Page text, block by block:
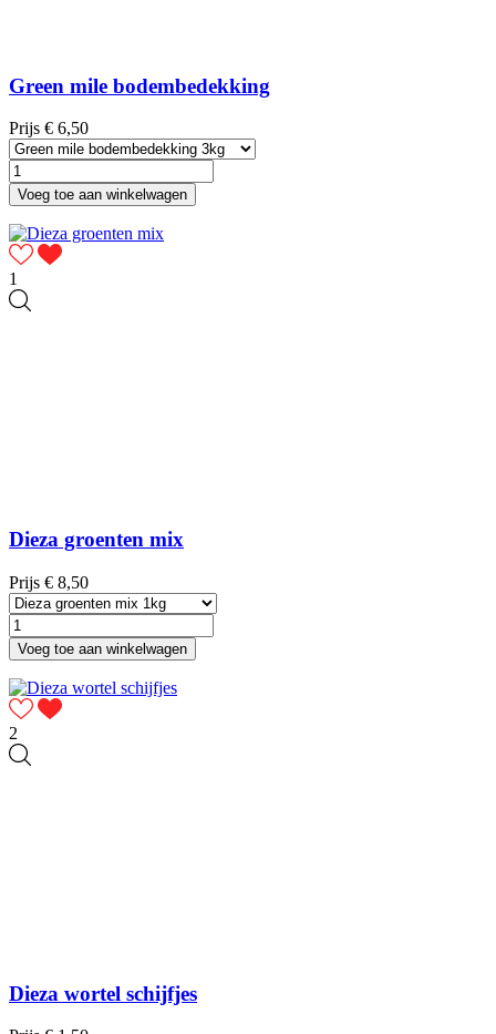
Green mile bodembedekking
Prijs € 6,50
Voeg toe aan winkelwagen
1
Dieza groenten mix
Prijs € 8,50
Voeg toe aan winkelwagen
2
Dieza wortel schijfjes